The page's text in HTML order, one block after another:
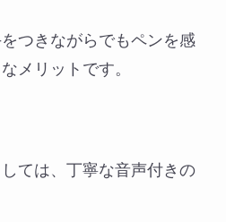
つきながらでもペンを感
メリット です。
ては、丁寧な音声付きの